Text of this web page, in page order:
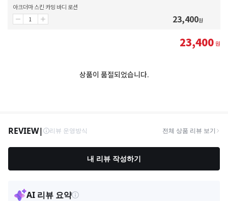
아크더마 스킨 카밍 바디 로션
23,400원
23,400원
상품이 품절되었습니다.